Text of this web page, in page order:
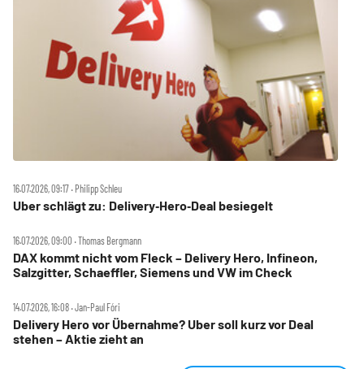
16.07.2026, 09:17 ‧ Philipp Schleu
Uber schlägt zu: Delivery‑Hero‑Deal besiegelt
16.07.2026, 09:00 ‧ Thomas Bergmann
DAX kommt nicht vom Fleck – Delivery Hero, Infineon,
Salzgitter, Schaeffler, Siemens und VW im Check
14.07.2026, 16:08 ‧ Jan-Paul Fóri
Delivery Hero vor Übernahme? Uber soll kurz vor Deal
stehen – Aktie zieht an